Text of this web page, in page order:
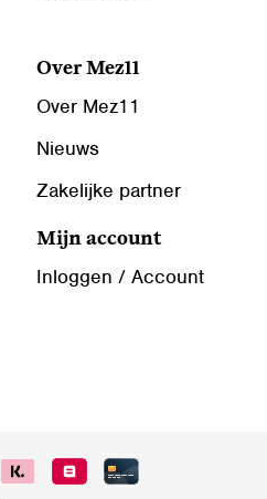
Over Mez11
Over Mez11
Nieuws
Zakelijke partner
Mijn account
Inloggen / Account